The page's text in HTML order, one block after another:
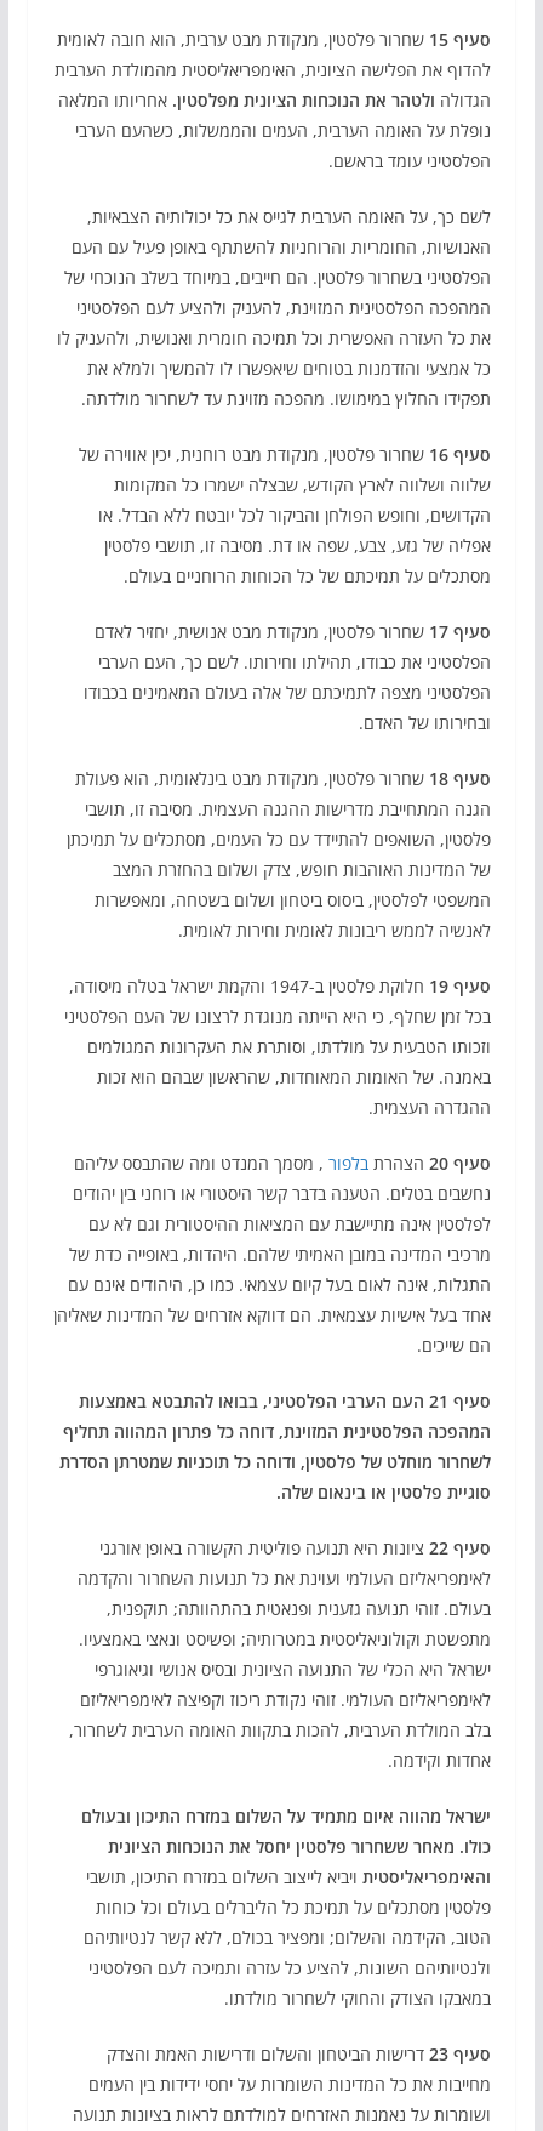
סעיף 15
שחרור פלסטין, מנקודת מבט ערבית, הוא חובה לאומית
להדוף את הפלישה הציונית, האימפריאליסטית מהמולדת הערבית
הגדולה ולטהר את הנוכחות הציונית מפלסטין. אחריותו המלאה
נופלת על האומה הערבית, העמים והממשלות, כשהעם הערבי
הפלסטיני עומד בראשם.
לשם כך, על האומה הערבית לגייס את כל יכולותיה הצבאיות,
האנושיות, החומריות והרוחניות להשתתף באופן פעיל עם העם
הפלסטיני בשחרור פלסטין. הם חייבים, במיוחד בשלב הנוכחי של
המהפכה הפלסטינית המזוינת, להעניק ולהציע לעם הפלסטיני
את כל העזרה האפשרית וכל תמיכה חומרית ואנושית, ולהעניק לו
כל אמצעי והזדמנות בטוחים שיאפשרו לו להמשיך ולמלא את
תפקידו החלוץ במימושו. מהפכה מזוינת עד לשחרור מולדתה.
סעיף 16
שחרור פלסטין, מנקודת מבט רוחנית, יכין אווירה של
שלווה ושלווה לארץ הקודש, שבצלה ישמרו כל המקומות
הקדושים, וחופש הפולחן והביקור לכל יובטח ללא הבדל. או
אפליה של גזע, צבע, שפה או דת. מסיבה זו, תושבי פלסטין
מסתכלים על תמיכתם של כל הכוחות הרוחניים בעולם.
סעיף 17
שחרור פלסטין, מנקודת מבט אנושית, יחזיר לאדם
הפלסטיני את כבודו, תהילתו וחירותו. לשם כך, העם הערבי
הפלסטיני מצפה לתמיכתם של אלה בעולם המאמינים בכבודו
ובחירותו של האדם.
סעיף 18
שחרור פלסטין, מנקודת מבט בינלאומית, הוא פעולת
הגנה המתחייבת מדרישות ההגנה העצמית. מסיבה זו, תושבי
פלסטין, השואפים להתיידד עם כל העמים, מסתכלים על תמיכתן
של המדינות האוהבות חופש, צדק ושלום בהחזרת המצב
המשפטי לפלסטין, ביסוס ביטחון ושלום בשטחה, ומאפשרות
לאנשיה לממש ריבונות לאומית וחירות לאומית.
סעיף 19
חלוקת פלסטין ב-1947 והקמת ישראל בטלה מיסודה,
בכל זמן שחלף, כי היא הייתה מנוגדת לרצונו של העם הפלסטיני
וזכותו הטבעית על מולדתו, וסותרת את העקרונות המגולמים
באמנה. של האומות המאוחדות, שהראשון שבהם הוא זכות
ההגדרה העצמית.
סעיף 20 הצהרת בלפור, מסמך המנדט ומה שהתבסס עליהם
נחשבים בטלים. הטענה בדבר קשר היסטורי או רוחני בין יהודים
לפלסטין אינה מתיישבת עם המציאות ההיסטורית וגם לא עם
מרכיבי המדינה במובן האמיתי שלהם. היהדות, באופייה כדת של
התגלות, אינה לאום בעל קיום עצמאי. כמו כן, היהודים אינם עם
אחד בעל אישיות עצמאית. הם דווקא אזרחים של המדינות שאליהן
הם שייכים.
סעיף 21
העם הערבי הפלסטיני, בבואו להתבטא באמצעות
המהפכה הפלסטינית המזוינת, דוחה כל פתרון המהווה תחליף
לשחרור מוחלט של פלסטין, ודוחה כל תוכניות שמטרתן הסדרת
סוגיית פלסטין או בינאום שלה.
סעיף 22
ציונות היא תנועה פוליטית הקשורה באופן אורגני
לאימפריאליזם העולמי ועוינת את כל תנועות השחרור והקדמה
בעולם. זוהי תנועה גזענית ופנאטית בהתהוותה; תוקפנית,
מתפשטת וקולוניאליסטית במטרותיה; ופשיסט ונאצי באמצעיו.
ישראל היא הכלי של התנועה הציונית ובסיס אנושי וגיאוגרפי
לאימפריאליזם העולמי. זוהי נקודת ריכוז וקפיצה לאימפריאליזם
בלב המולדת הערבית, להכות בתקוות האומה הערבית לשחרור,
אחדות וקידמה.
ישראל מהווה איום מתמיד על השלום במזרח התיכון ובעולם
כולו. מאחר ששחרור פלסטין יחסל את הנוכחות הציונית
והאימפריאליסטיתויביא לייצוב השלום במזרח התיכון, תושבי
פלסטין מסתכלים על תמיכת כל הליברלים בעולם וכל כוחות
הטוב, הקידמה והשלום; ומפציר בכולם, ללא קשר לנטיותיהם
ולנטיותיהם השונות, להציע כל עזרה ותמיכה לעם הפלסטיני
במאבקו הצודק והחוקי לשחרור מולדתו.
סעיף 23
דרישות הביטחון והשלום ודרישות האמת והצדק
מחייבות את כל המדינות השומרות על יחסי ידידות בין העמים
ושומרות על נאמנות האזרחים למולדתם לראות בציונות תנועה